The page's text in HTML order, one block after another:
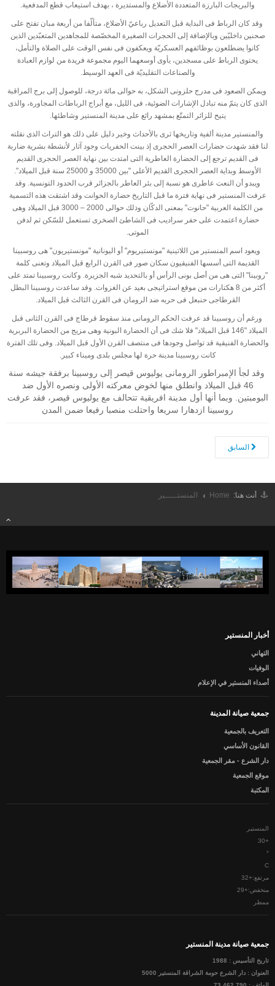
والبريجات البارزة المتعددة الأضلاع والمستديرة ، بهدف استيعاب قطع المدفعية.
وقد كان الرباط فى البداية قبل التعديل رباعيّ الأضلاع، متألّفا من أربعة مبان تفتح على
صحنين داخليّين وبالإضافة إلى الحجرات الصغيرة المخصّصة للمجاهدين المتعبّدين الذين
كانوا يضطلعون بوظائفهم العسكريّة ويعكفون فى نفس الوقت على الصلاة والتأمل،
يحتوى الرباط على مسجدين، يأوى أوسعهما اليوم مجموعة فريدة من لوازم العبادة
والصناعات التقليديّة فى العهد الوسيط.
ويمكن الصعود فى مدرج حلزونى الشكل، به حوالى مائة درجة، للوصول إلى برج المراقبة
الذى كان يتمّ منه تبادل الإشارات الضوئية، فى الليل، مع أبراج الرباطات المجاورة، والذى
يتيح للزائر التمتّع بمشهد رائع على مدينة المنستير وشاطئها.
والمنستير مدينة ألفية وتاريخها ثرى بالأحداث وخير دليل على ذلك هو التراث الذى نقلته
لنا فقد شهدت حضارات العصر الحجرى إذ بينت الحفريات وجود آثار لأنشطة بشرية ضاربة
فى القديم ترجع إلى الحضارة العاطرية التى امتدت بين نهاية العصر الحجرى القديم
الأوسط وبداية العصر الحجرى القديم الأعلى "بين 35000 و 25000 سنة قبل الميلاد".
ويبدو أن النعت عاطرى هو نسبة إلى بئر العاطر بالجزائر قرب الحدود التونسية. وقد
عرفت المنستير فى نهاية فترة ما قبل التاريخ حضارة الحوانت وقد اشتقت هذه التسمية
من الكلمة العربية "حانوت" بمعنى الدكّان وذلك حوالى 2000 – 3000 قبل الميلاد وهى
حضارة اعتمدت على حفر سراديب فى الشاطئ الصخرى تستعمل للسّكن ثم لدفن
الموتى.
ويعود اسم المنستير من اللاتينية "مونستيريوم" أو اليونانية "مونستيريون" هى روسبينا
القديمة التى أسسها الفنيقيون سكان صور فى القرن الرابع قبل الميلاد وتعنى كلمة
"روبينا" التى هى من أصل بونى الرأس أو بالتحديد شبه الجزيرة. وكانت روسبينا تمتد على
أكثر من 8 هكتارات من موقع استراتيجى بعيد عن الغزوات. وقد ساعدت روسبينا البطل
القرطاجى حنبعل فى حربه ضد الرومان فى القرن الثالث قبل الميلاد.
ورغم أن روسبينا قد عرفت الحكم الرومانى منذ سقوط قرطاج فى القرن الثانى قبل
الميلاد "146 قبل الميلاد" فلا شك فى أن الحضارة البونية وهى مزيج من الحضارة البربرية
والحضارة الفنيقية قد تواصل وجودها فى منتصف القرن الأول قبل الميلاد. وفى تلك الفترة
كانت روسبينا مدينة حرة لها مجلس بلدى وميناء كبير.
وقد لجأ الإمبراطور الرومانى يوليوس قيصر إلى روسبينا برفقة جيشه سنة
46 قبل الميلاد وانطلق منها لخوض معركته الأولى ونصره الأول ضد
البومبتين. وبما أنها أول مدينة افريقية تتحالف مع يوليوس قيصر، فقد عرفت
روسبينا ازدهارا سريعا واحتلت منصبا رفيعا ضمن المدن
السابق
أنت هنا: Home المنستـــــير
أخبار المنستير
التهاني
الوفيات
أصداء المنستير في الإعلام
جمعية صيانة المدينة
التعريف بالجمعية
القانون الأساسي
دار الشرع - مقر الجمعية
موقع الجمعية
المكتبة
المنستير
+
30
°
C
مرتفع:+
32
منخفض:+
29
ممطر
جمعية صيانة مدينة المنستير
تاريخ التأسيس : 1988
العنوان : دار الشرع حومة الشراقة المنستير 5000